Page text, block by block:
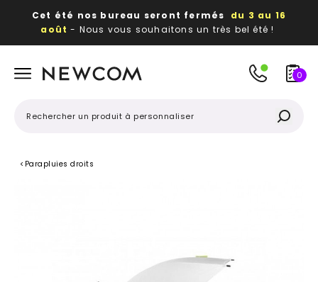
Cet été nos bureau seront fermés du 3 au 16
août - Nous vous souhaitons un très bel été !
publicitaires
0
< Parapluies droits